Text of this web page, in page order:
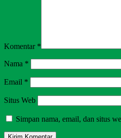
Komentar *
Nama *
Email *
Situs Web
Simpan nama, email, dan situs